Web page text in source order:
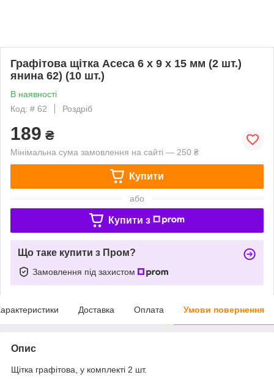
Графітова щітка Асеса 6 x 9 x 15 мм (2 шт.)
янина 62) (10 шт.)
В наявності
Код: # 62
Роздріб
189 ₴
Мінімальна сума замовлення на сайті — 250 ₴
Купити
або
Купити з
Що таке купити з Пром?
Замовлення під захистом
Доставка Оплата Умови повернення
Опис
Щітка графітова, у комплекті 2 шт.